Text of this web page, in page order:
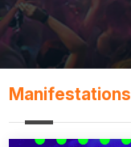
Manifestations